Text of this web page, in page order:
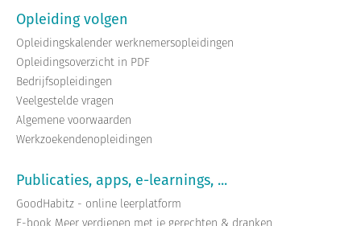
Opleiding volgen
Opleidingskalender werknemersopleidingen
Opleidingsoverzicht in PDF
Bedrijfsopleidingen
Veelgestelde vragen
Algemene voorwaarden
Werkzoekendenopleidingen
Publicaties, apps, e-learnings, ...
GoodHabitz - online leerplatform